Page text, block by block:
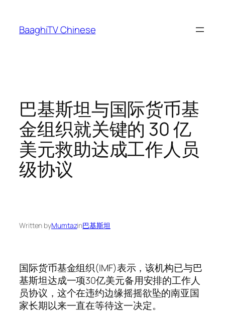
content
BaaghiTV Chinese
巴基斯坦与国际货币基
金组织就关键的 30 亿
美元救助达成工作人员
级协议
Written byMumtazin巴基斯坦
国际货币基金组织(IMF)表示，该机构已与巴
基斯坦达成一项30亿美元备用安排的工作人
员协议，这个在违约边缘摇摇欲坠的南亚国
家长期以来一直在等待这一决定。